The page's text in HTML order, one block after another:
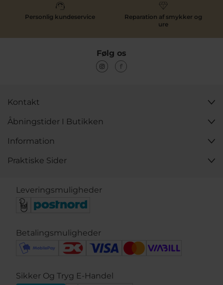
Personlig kundeservice
Reparation af smykker og
ure
Følg os
Kontakt
Åbningstider I Butikken
Information
Praktiske Sider
Leveringsmuligheder
Betalingsmuligheder
Sikker Og Tryg E-Handel